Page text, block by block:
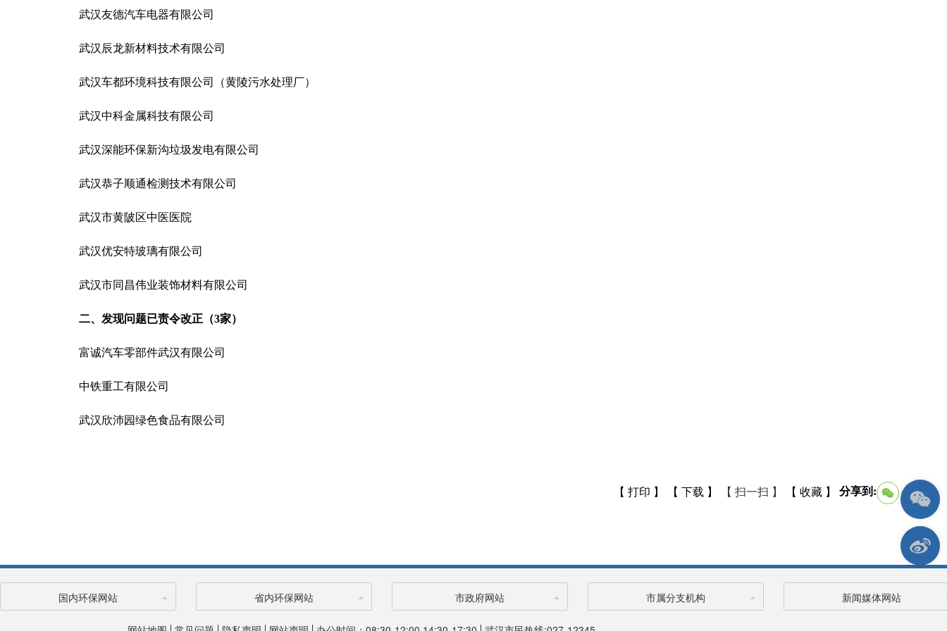
武汉友德汽车电器有限公司
武汉辰龙新材料技术有限公司
武汉车都环境科技有限公司（黄陵污水处理厂）
武汉中科金属科技有限公司
武汉深能环保新沟垃圾发电有限公司
武汉恭子顺通检测技术有限公司
武汉市黄陂区中医医院
武汉优安特玻璃有限公司
武汉市同昌伟业装饰材料有限公司
二、发现问题已责令改正（3家）
富诚汽车零部件武汉有限公司
中铁重工有限公司
武汉欣沛园绿色食品有限公司
【 打印 】 【 下载 】 【 扫一扫 】 【 收藏 】 分享到:
国内环保网站 省内环保网站 市政府网站 市属分支机构 新闻媒体网站